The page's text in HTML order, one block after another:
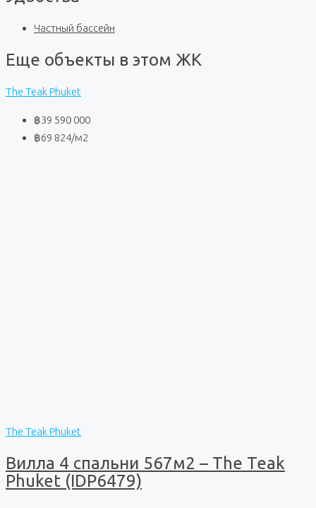
Частный бассейн
Еще объекты в этом ЖК
The Teak Phuket
฿39 590 000
฿69 824/м2
The Teak Phuket
Вилла 4 спальни 567м2 – The Teak
Phuket (IDP6479)